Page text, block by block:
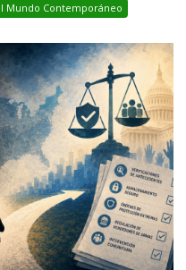
Mundo Contemporáneo